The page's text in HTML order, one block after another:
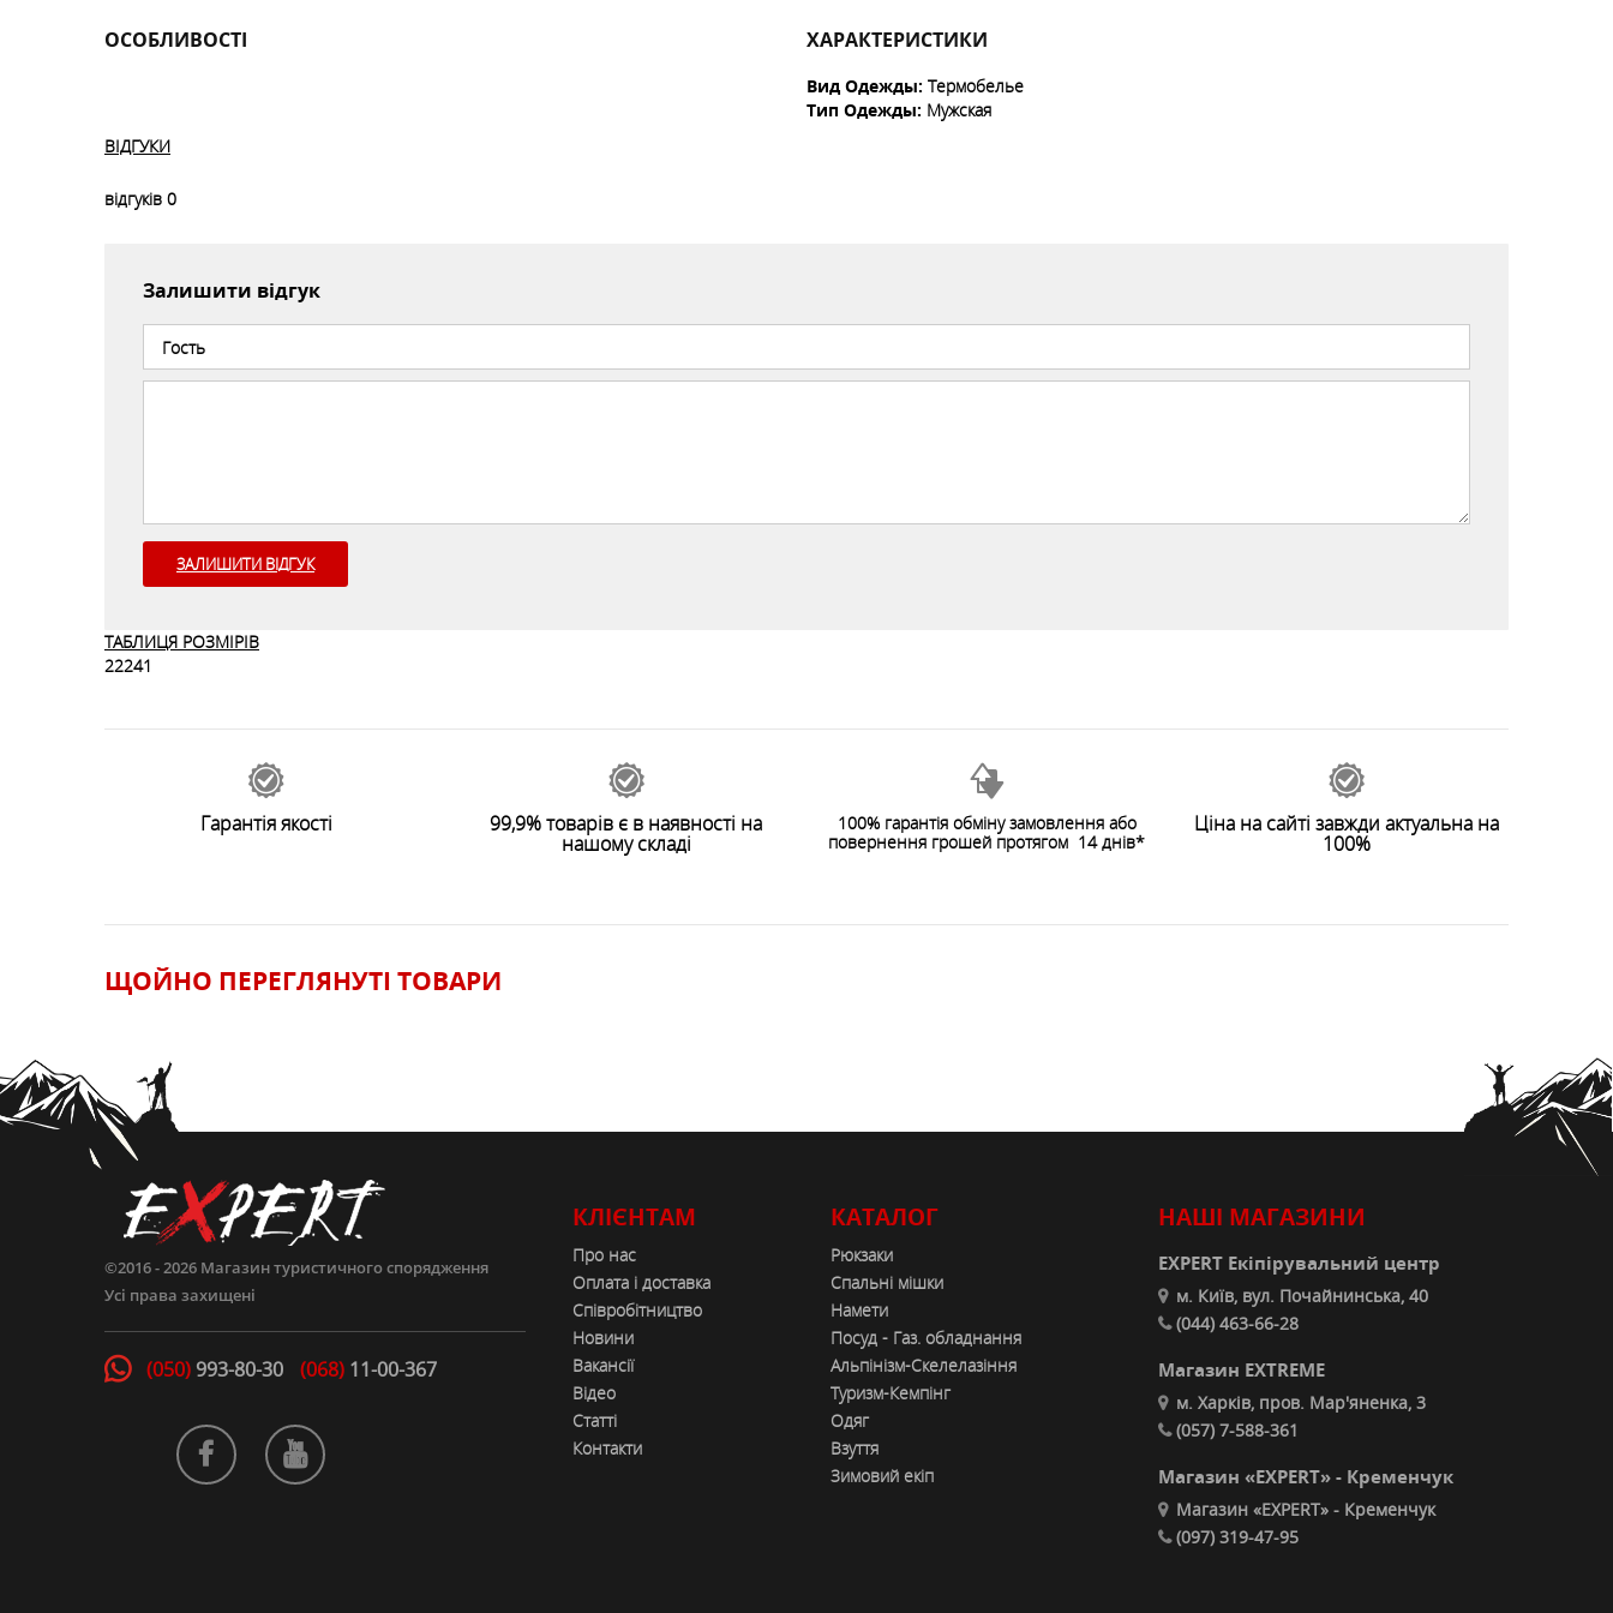
ОСОБЛИВОСТІ ХАРАКТЕРИСТИКИ
Вид Одежды: Термобелье
Тип Одежды: Мужская
ВІДГУКИ
відгуків 0
Залишити відгук
ЗАЛИШИТИ ВІДГУК
ТАБЛИЦЯ РОЗМІРІВ
22241
Гарантія якості 99,9% товарів є в наявності на
нашому складі
100% гарантія обміну замовлення або
повернення грошей протягом 14 днів*
Ціна на сайті завжди актуальна на
100%
ЩОЙНО ПЕРЕГЛЯНУТI ТОВАРИ
©2016 - 2026 Магазин туристичного спорядження
Усі права захищені
(050) 993-80-30 (068) 11-00-367
КЛІЄНТАМ
Про нас
Оплата і доставка
Співробітництво
Новини
Вакансії
Відео
Статті
Контакти
КАТАЛОГ
Рюкзаки
Спальні мішки
Намети
Посуд - Газ. обладнання
Альпінізм-Скелелазіння
Туризм-Кемпінг
Одяг
Взуття
Зимовий екіп
НАШІ МАГАЗИНИ
EXPERT Екіпірувальний центр
м. Київ, вул. Почайнинська, 40
(044) 463-66-28
Магазин EXTREME
м. Харків, пров. Мар'яненка, 3
(057) 7-588-361
Магазин «EXPERT» - Кременчук
Магазин «EXPERT» - Кременчук
(097) 319-47-95